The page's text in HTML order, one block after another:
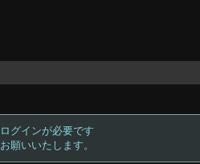
グインが必要です
願いいたします。